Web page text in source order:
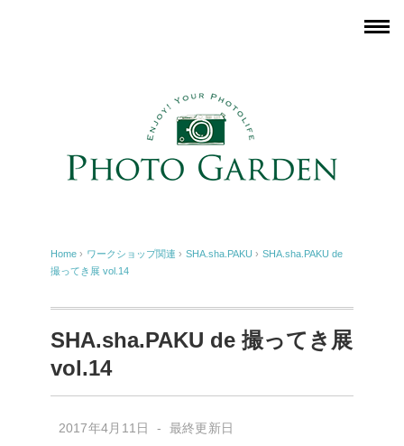
Home › ワークショップ関連 › SHA.sha.PAKU › SHA.sha.PAKU de
撮ってき展 vol.14
SHA.sha.PAKU de 撮ってき展
vol.14
2017年4月11日 - 最終更新日